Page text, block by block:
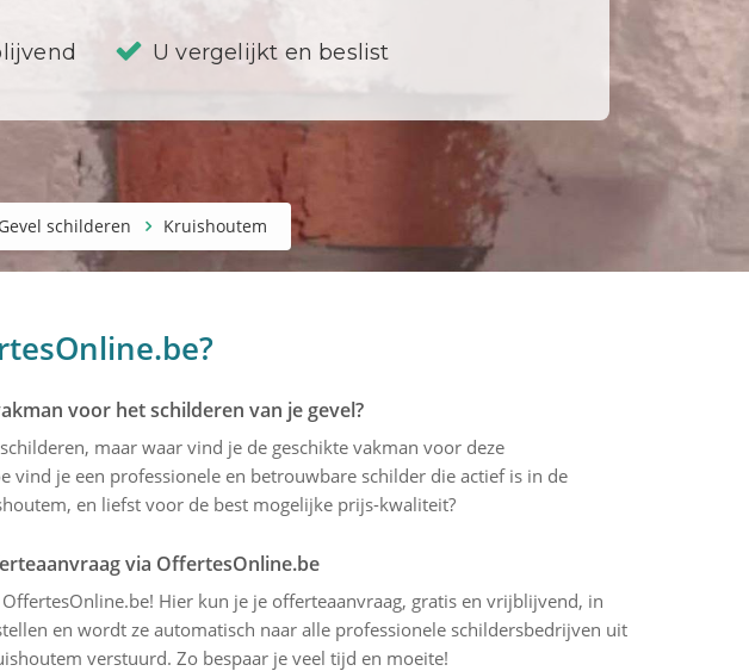
U vergelijkt en beslist
Gevel schilderen Kruishoutem
voor het schilderen van je gevel?
maar waar vind je de geschikte vakman voor deze
vind je een professionele en betrouwbare schilder die actief is in de
en liefst voor de best mogelijke prijs-kwaliteit?
via OffertesOnline.be
Hier kun je je offerteaanvraag, gratis en vrijblijvend, in
en wordt ze automatisch naar alle professionele schildersbedrijven uit
verstuurd. Zo bespaar je veel tijd en moeite!